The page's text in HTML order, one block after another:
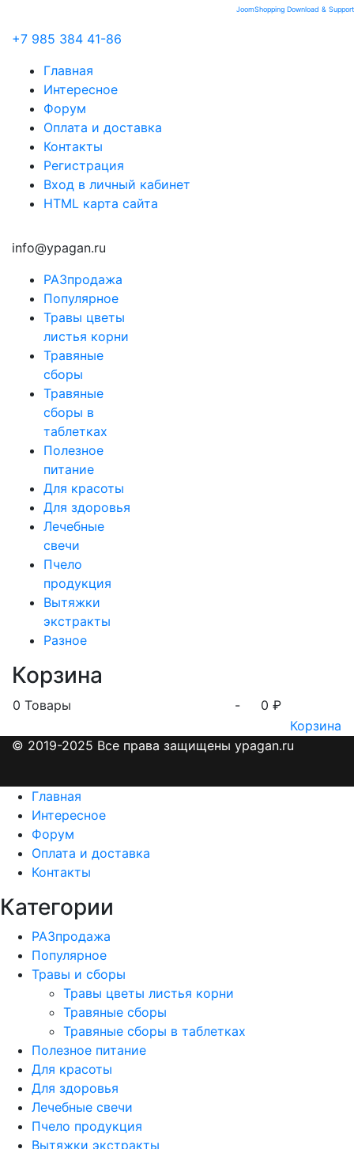
JoomShopping Download & Support
+7 985 384 41-86
Главная
Интересное
Форум
Оплата и доставка
Контакты
Регистрация
Вход в личный кабинет
HTML карта сайта
info@ypagan.ru
РАЗпродажа
Популярное
Травы цветы
листья корни
Травяные
сборы
Травяные
сборы в
таблетках
Полезное
питание
Для красоты
Для здоровья
Лечебные
свечи
Пчело
продукция
Вытяжки
экстракты
Разное
Корзина
0 Товары -
0 ₽
Корзина
© 2019-2025 Все права защищены ypagan.ru
Главная
Интересное
Форум
Оплата и доставка
Контакты
Категории
РАЗпродажа
Популярное
Травы и сборы
Травы цветы листья корни
Травяные сборы
Травяные сборы в таблетках
Полезное питание
Для красоты
Для здоровья
Лечебные свечи
Пчело продукция
Вытяжки экстракты